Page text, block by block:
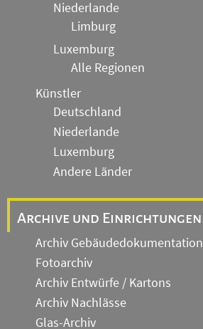
Niederlande
Limburg
Luxemburg
Alle Regionen
Künstler
Deutschland
Niederlande
Luxemburg
Andere Länder
Archive und Einrichtungen
Archiv Gebäudedokumentation
Fotoarchiv
Archiv Entwürfe / Kartons
Archiv Nachlässe
Glas-Archiv